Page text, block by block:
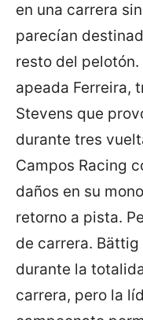
en una carrera
parecían
resto del
apeada Ferreira,
Stevens que
durante tres
Campos Racing
daños en su
retorno a pista.
de carrera.
durante la
carrera, pero la